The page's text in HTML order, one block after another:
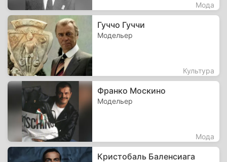
Мода
Гуччо Гуччи
Модельер
Культура
Франко Москино
Модельер
Мода
Кристобаль Баленсиага